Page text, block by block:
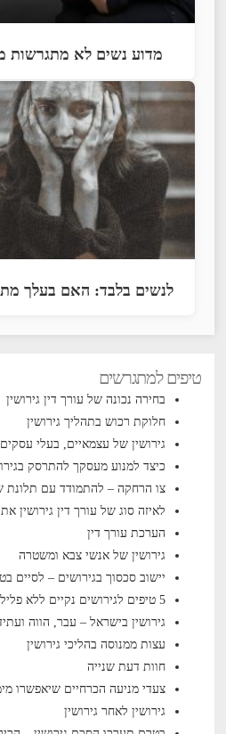
מדוע נשים לא מתגרשות
לנשים בלבד: האם בעלך
טיפים למתגרשים
בחירה נכונה של עורך דין גירושין
חלוקת רכוש בתהליך גירושין
גירושין של עצמאיים, בעלי עסקים
כיצד למנוע מעסקך להתרסק
צו הרחקה – להתמודד עם תלונת
לאיזה סוג של עורך דין גירושין
הערכת עורך דין
גירושין של אנשי צבא ומשטרה
יישוב סכסוך בגירושים – לסיים
5 טיפים לגירושים נקיים ללא פלילים
גירושין בישראל – עבר, הווה
עצות ממנוסה בהליכי גירושין
חוות דעת שנייה
צעדי מניעה הכרחיים שיאפשרו
גירושין לאחר גירושין